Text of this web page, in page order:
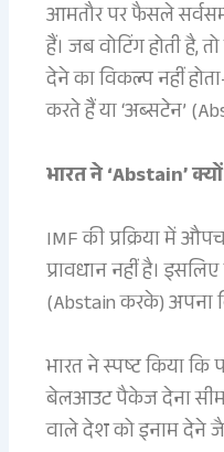
आमतौर पर फैसले
हैं। जब वोटिंग होती है,
देने का विकल्प नहीं
करते हैं या ‘अब्सटेन’
भारत ने ‘Abstain’
IMF की प्रक्रिया में
प्रावधान नहीं है।
(Abstain करके) अपना
भारत ने स्पष्ट किया कि
बेलआउट पैकेज देना
वाले देश को इनाम देने